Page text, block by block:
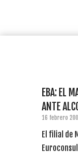
EBA: EL
ANTE
16 febrero
El filial de